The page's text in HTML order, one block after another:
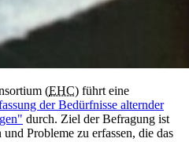
(EHC) führt eine
der Bedürfnisse alternder
durch. Ziel der Befragung ist
Probleme zu erfassen, die das